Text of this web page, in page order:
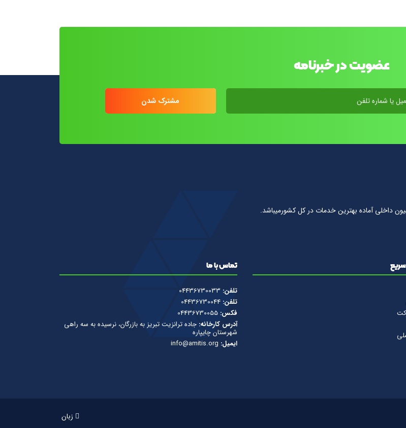
عضویت در خبرنامه
مشترک شدن
داخلى آماده بهترين خدمات در كل كشورمیباشد.
تماس با ما
تلفن: 04436730033
تلفن: 04436730044
فکس: 04436730055
آدرس کارخانه: جاده ترانزیت تبریز به بازرگان، نرسیده به سه راهی
شهرستان چایپاره
ایمیل: info@amitis.org
زبان